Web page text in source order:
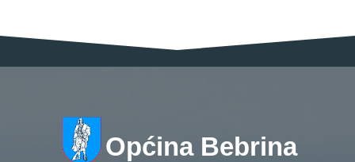
Općina Bebrina